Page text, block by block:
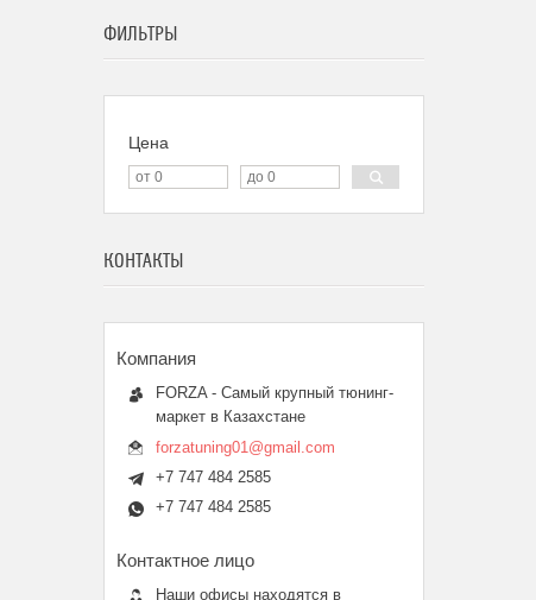
ФИЛЬТРЫ
Цена
КОНТАКТЫ
FORZA - Самый крупный тюнинг-
маркет в Казахстане
forzatuning01@gmail.com
+7 747 484 2585
+7 747 484 2585
Наши офисы находятся в